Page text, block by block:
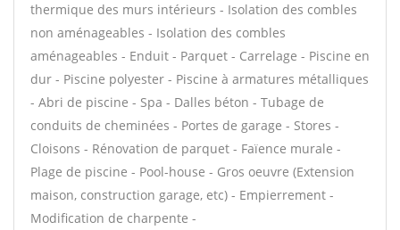
thermique des murs intérieurs - Isolation des combles
non aménageables - Isolation des combles
aménageables - Enduit - Parquet - Carrelage - Piscine en
dur - Piscine polyester - Piscine à armatures métalliques
- Abri de piscine - Spa - Dalles béton - Tubage de
conduits de cheminées - Portes de garage - Stores -
Cloisons - Rénovation de parquet - Faïence murale -
Plage de piscine - Pool-house - Gros oeuvre (Extension
maison, construction garage, etc) - Empierrement -
Modification de charpente -